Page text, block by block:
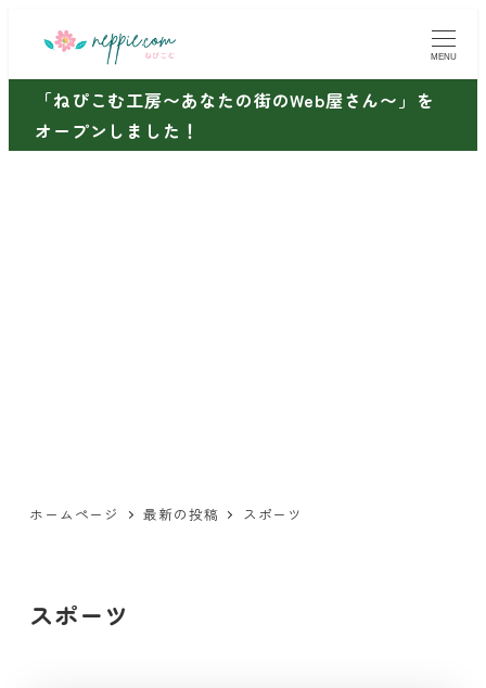
ン
ン
MENU
「ねぴこむ工房〜あなたの街のWeb屋さん〜」を
オープンしました！
ホームページ 最新の投稿 スポーツ
スポーツ